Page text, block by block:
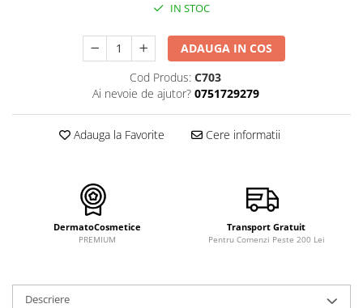
SKINBETTER
ASCE Plus
Pure Balance
IN STOC
ADAUGA IN COS
Cod Produs: C703
Ai nevoie de ajutor? 0751729279
Adauga la Favorite Cere informatii
DermatoCosmetice
PREMIUM
Transport Gratuit
Pentru Comenzi Peste 200 Lei
Descriere